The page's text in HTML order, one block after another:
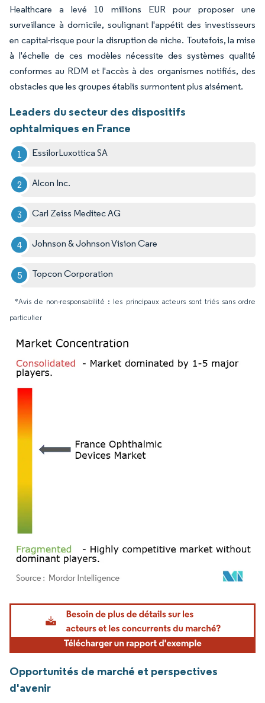
Healthcare a levé 10 millions EUR pour proposer une
surveillance à domicile, soulignant l'appétit des investisseurs
en capital-risque pour la disruption de niche. Toutefois, la mise
à l'échelle de ces modèles nécessite des systèmes qualité
conformes au RDM et l'accès à des organismes notifiés, des
obstacles que les groupes établis surmontent plus aisément.
Leaders du secteur des dispositifs
ophtalmiques en France
EssilorLuxottica SA
Alcon Inc.
Carl Zeiss Meditec AG
Johnson & Johnson Vision Care
Topcon Corporation
*Avis de non-responsabilité : les principaux acteurs sont triés sans ordre
particulier
Image © Mordor Intelligence. La réutilisation nécessite une attribution sous CC BY
Opportunités de marché et perspectives
d'avenir